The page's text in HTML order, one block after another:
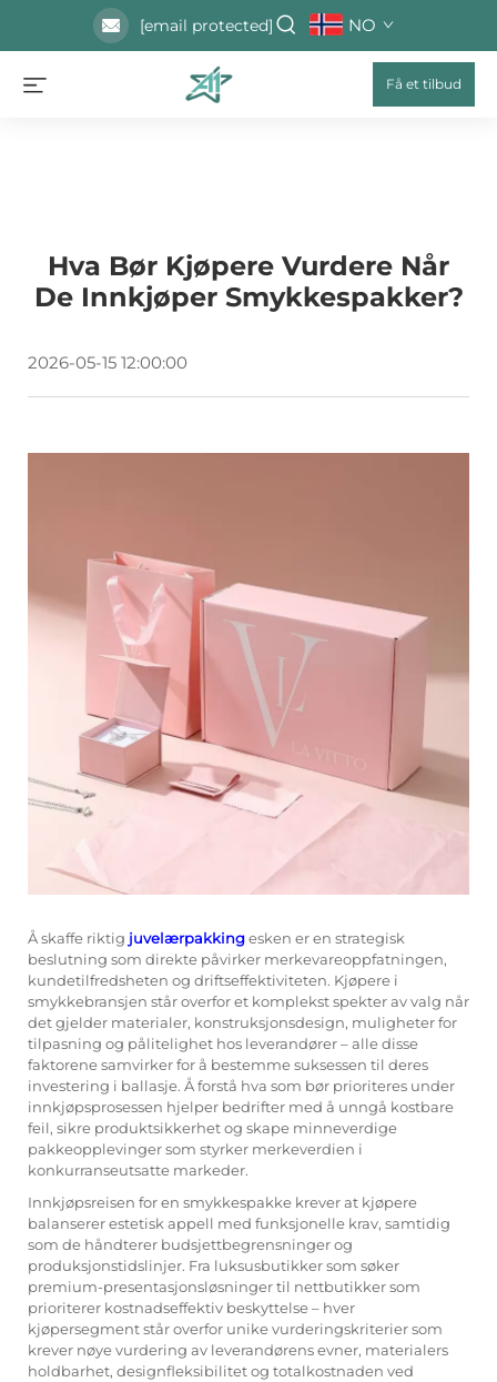
[email protected] NO
Få et tilbud
Hva Bør Kjøpere Vurdere Når
De Innkjøper Smykkespakker?
2026-05-15 12:00:00
Å skaffe riktig juvelærpakkingesken er en strategisk
beslutning som direkte påvirker merkevareoppfatningen,
kundetilfredsheten og driftseffektiviteten. Kjøpere i
smykkebransjen står overfor et komplekst spekter av valg når
det gjelder materialer, konstruksjonsdesign, muligheter for
tilpasning og pålitelighet hos leverandører – alle disse
faktorene samvirker for å bestemme suksessen til deres
investering i ballasje. Å forstå hva som bør prioriteres under
innkjøpsprosessen hjelper bedrifter med å unngå kostbare
feil, sikre produktsikkerhet og skape minneverdige
pakkeopplevinger som styrker merkeverdien i
konkurranseutsatte markeder.
Innkjøpsreisen for en smykkespakke krever at kjøpere
balanserer estetisk appell med funksjonelle krav, samtidig
som de håndterer budsjettbegrensninger og
produksjonstidslinjer. Fra luksusbutikker som søker
premium-presentasjonsløsninger til nettbutikker som
prioriterer kostnadseffektiv beskyttelse – hver
kjøpersegment står overfor unike vurderingskriterier som
krever nøye vurdering av leverandørens evner, materialers
holdbarhet, designfleksibilitet og totalkostnaden ved